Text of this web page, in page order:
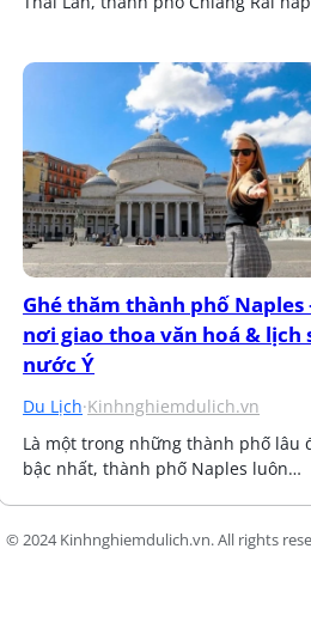
Ghé thăm thành phố Naples
nơi giao thoa văn hoá & lịch
nước Ý
Du Lịch·Kinhnghiemdulich.vn
Là một trong những thành phố lâu
bậc nhất, thành phố Naples luôn…
© 2024 Kinhnghiemdulich.vn. All rights